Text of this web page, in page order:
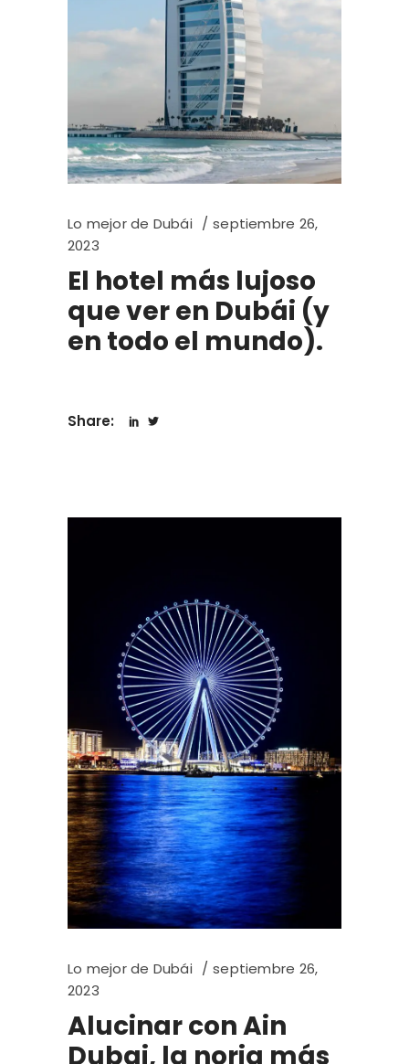
Lo mejor de Dubái
septiembre 26,
2023
El hotel más lujoso
que ver en Dubái (y
en todo el mundo).
Share:
Lo mejor de Dubái
septiembre 26,
2023
Alucinar con Ain
Dubai, la noria más